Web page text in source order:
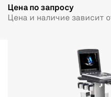
Цена по запросу
Цена и наличие зависит